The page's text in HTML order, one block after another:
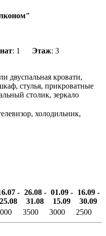
: 1 Этаж: 3
двуспальная кровати,
стулья, прикроватные
столик, зеркало
холодильник,
-
25.08
26.08 -
31.08
01.09 -
15.09
16.09 -
30.09
3500 3000 2500